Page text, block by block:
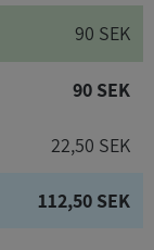
90 SEK
90 SEK
22,50 SEK
112,50 SEK